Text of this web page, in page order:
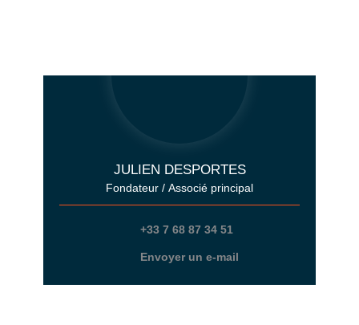
JULIEN DESPORTES
Fondateur / Associé principal
+33 7 68 87 34 51
Envoyer un e-mail